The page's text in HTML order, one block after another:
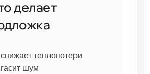
делает
снижает теплопотери
гасит шум